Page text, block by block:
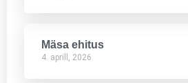
Mäsa ehitus
4. aprill, 2026